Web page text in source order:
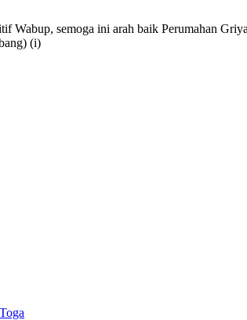
Wabup, semoga ini arah baik Perumahan
(i)